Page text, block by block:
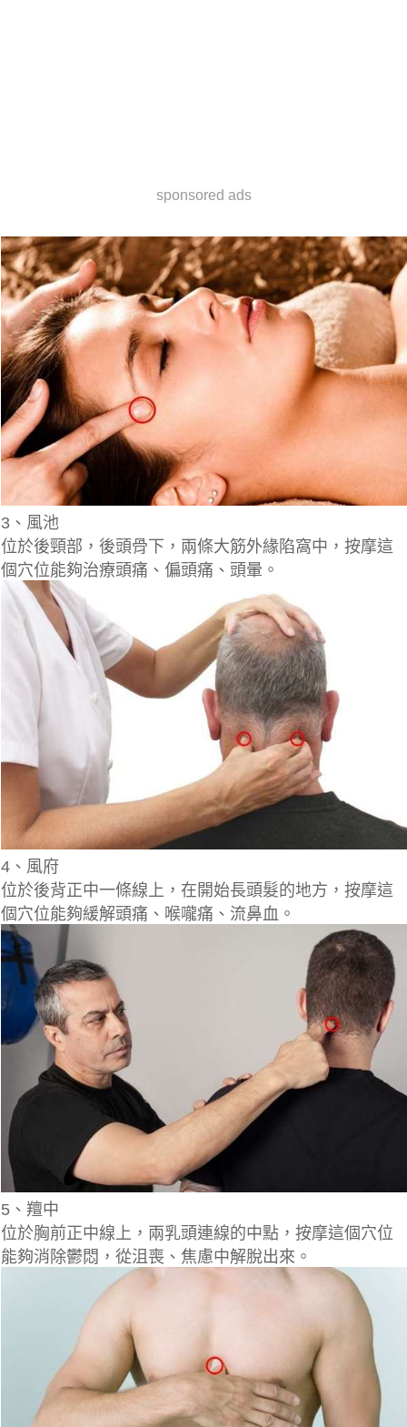
sponsored ads
3、風池
位於後頸部，後頭骨下，兩條大筋外緣陷窩中，按摩這
個穴位能夠治療頭痛、偏頭痛、頭暈。
4、風府
位於後背正中一條線上，在開始長頭髮的地方，按摩這
個穴位能夠緩解頭痛、喉嚨痛、流鼻血。
5、羶中
位於胸前正中線上，兩乳頭連線的中點，按摩這個穴位
能夠消除鬱悶，從沮喪、焦慮中解脫出來。